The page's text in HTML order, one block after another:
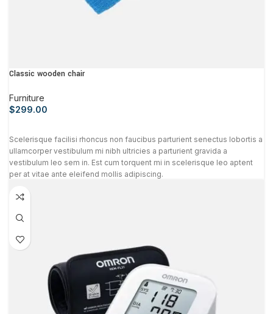
Classic wooden chair
Furniture
$299.00
Scelerisque facilisi rhoncus non faucibus parturient senectus lobortis a
ullamcorper vestibulum mi nibh ultricies a parturient gravida a
vestibulum leo sem in. Est cum torquent mi in scelerisque leo aptent
per at vitae ante eleifend mollis adipiscing.